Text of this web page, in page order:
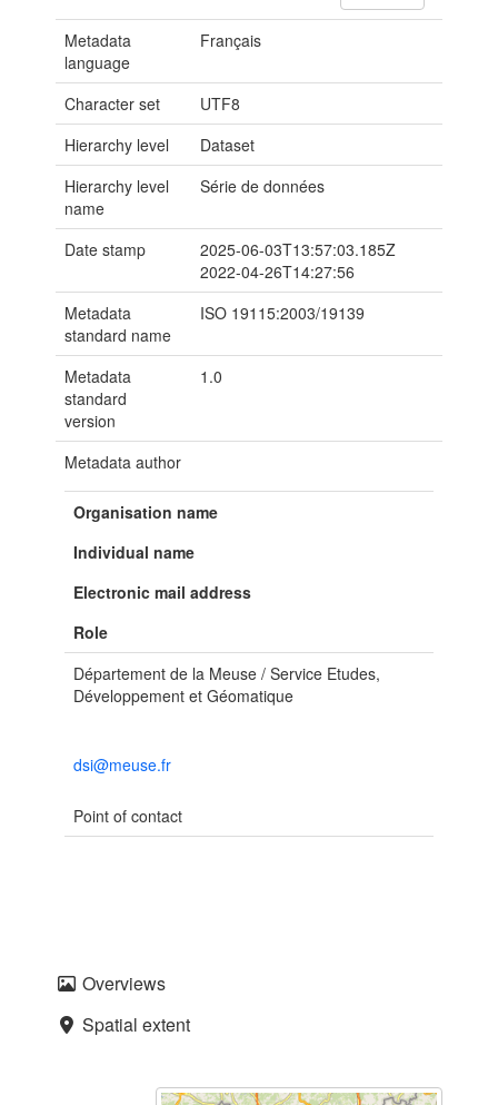
Metadata
language
Français
Character set
UTF8
Hierarchy level
Dataset
Hierarchy level
name
Série de données
Date stamp
2025-06-03T13:57:03.185Z
2022-04-26T14:27:56
Metadata
standard name
ISO 19115:2003/19139
Metadata
standard
version
1.0
Metadata author
Organisation name
Individual name
Electronic mail address
Role
Département de la Meuse / Service Etudes,
Développement et Géomatique
dsi@meuse.fr
Point of contact
Overviews
Spatial extent